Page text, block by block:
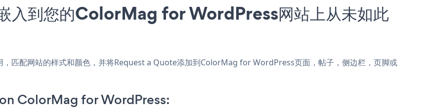
入到您的ColorMag for WordPress网站上从未如此
匹配网站的样式和颜色，并将Request a Quote添加到ColorMag for WordPress页面，帖子，侧边栏，页脚或
ColorMag for WordPress: